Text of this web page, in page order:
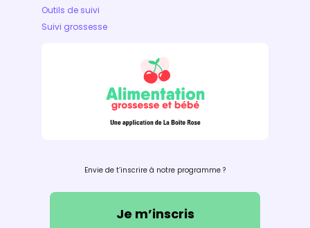
Outils de suivi
Suivi grossesse
Envie de t’inscrire à notre programme ?
Je m’inscris